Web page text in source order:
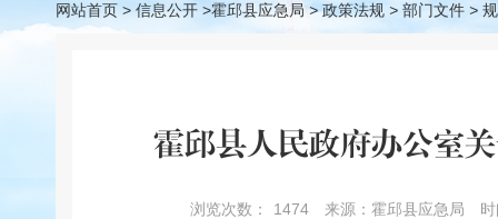
网站首页 > 信息公开 >霍邱县应急局> 政策法规 > 部门文件 >
霍邱县人民政府办公室
浏览次数： 1474 来源：霍邱县应急局